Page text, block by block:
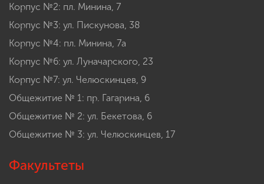
Корпус №2: пл. Минина, 7
Корпус №3: ул. Пискунова, 38
Корпус №4: пл. Минина, 7а
Корпус №6: ул. Луначарского, 23
Корпус №7: ул. Челюскинцев, 9
Общежитие № 1: пр. Гагарина, 6
Общежитие № 2: ул. Бекетова, 6
Общежитие № 3: ул. Челюскинцев, 17
Факультеты